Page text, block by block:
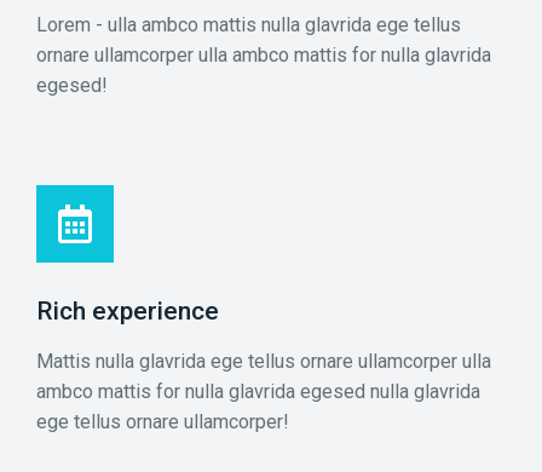
Lorem - ulla ambco mattis nulla glavrida ege tellus
ornare ullamcorper ulla ambco mattis for nulla glavrida
egesed!
Rich experience
Mattis nulla glavrida ege tellus ornare ullamcorper ulla
ambco mattis for nulla glavrida egesed nulla glavrida
ege tellus ornare ullamcorper!